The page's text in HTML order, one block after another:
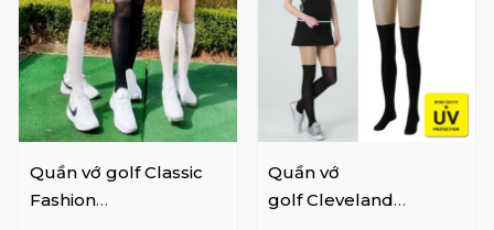
Quần vớ golf Classic
Fashion
Quần vớ
golf Cleveland